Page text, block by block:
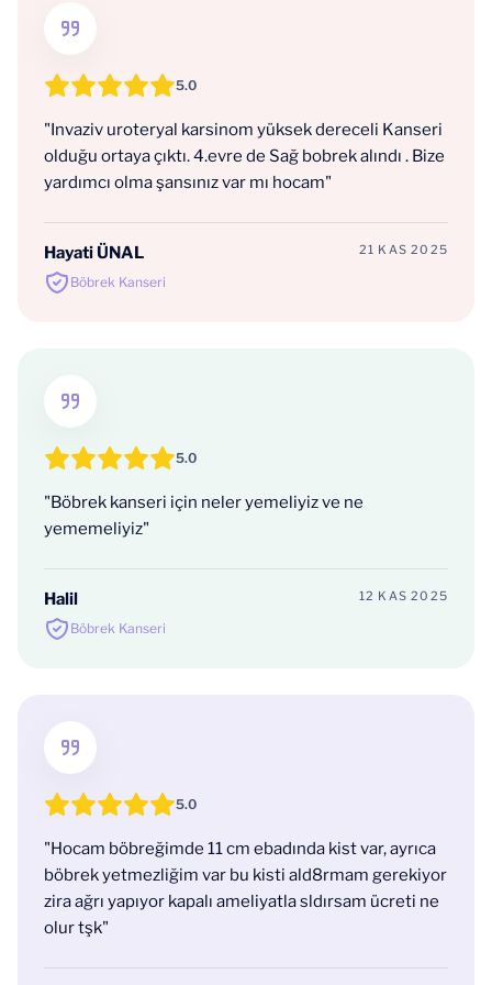
5.0
"Invaziv uroteryal karsinom yüksek dereceli Kanseri
olduğu ortaya çıktı. 4.evre de Sağ bobrek alındı . Bize
yardımcı olma şansınız var mı hocam"
Hayati ÜNAL
Böbrek Kanseri
21 KAS 2025
5.0
"Böbrek kanseri için neler yemeliyiz ve ne
yememeliyiz"
Halil
Böbrek Kanseri
12 KAS 2025
5.0
"Hocam böbreğimde 11 cm ebadında kist var, ayrıca
böbrek yetmezliğim var bu kisti ald8rmam gerekiyor
zira ağrı yapıyor kapalı ameliyatla sldırsam ücreti ne
olur tşk"